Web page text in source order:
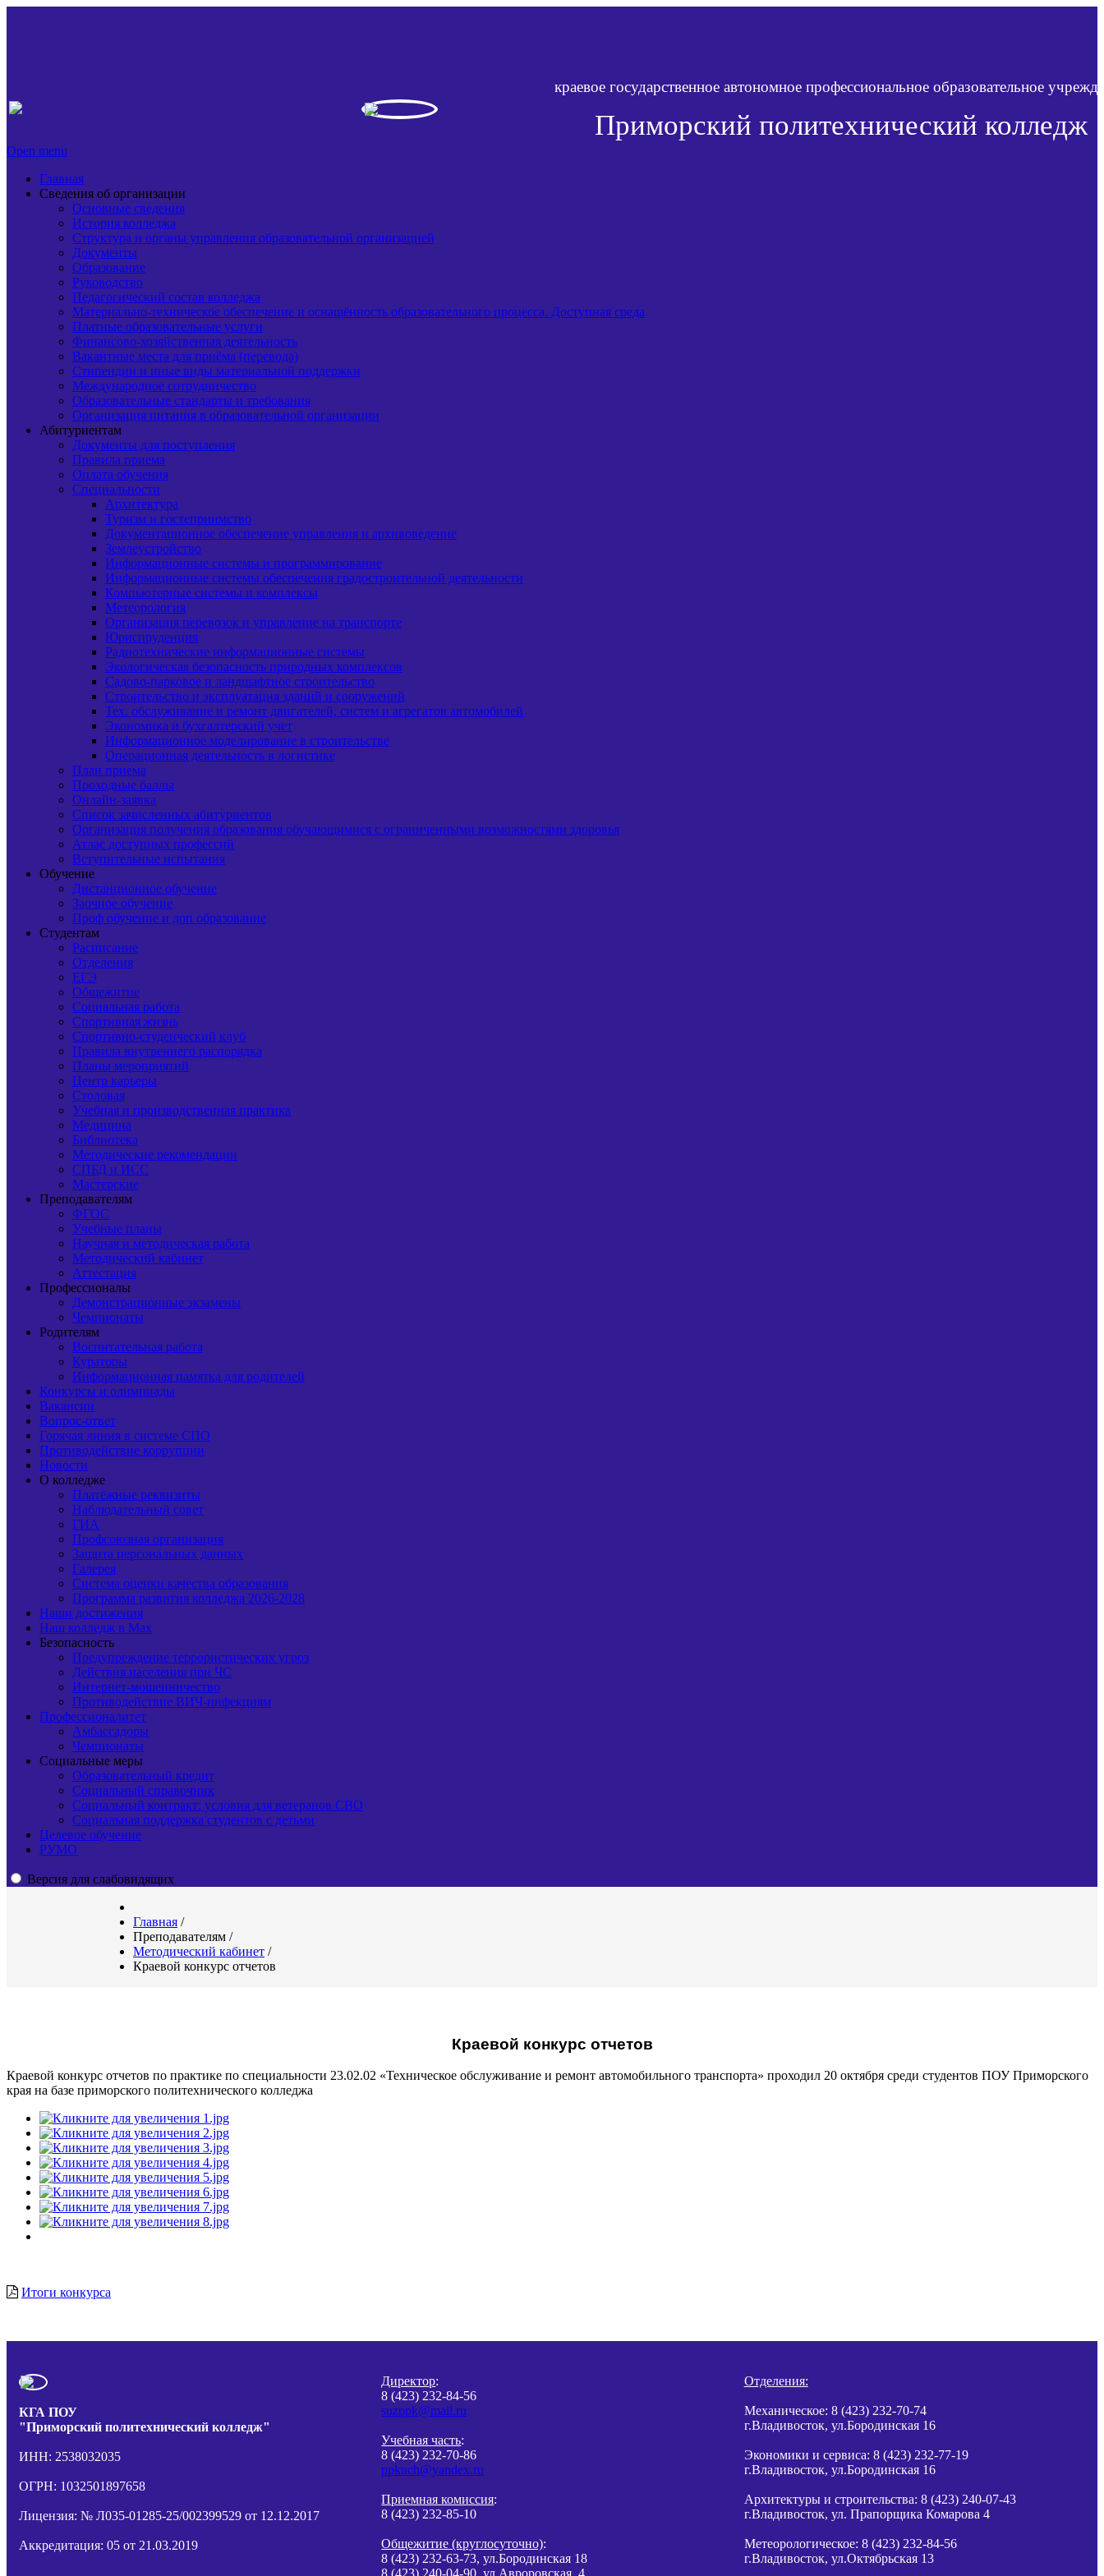
краевое государственное автономное профессиональное образовательное
Приморский политехнический колледж
Open menu
Главная
Сведения об организации
Основные сведения
История колледжа
Структура и органы управления образовательной организацией
Документы
Образование
Руководство
Педагогический состав колледжа
Материально-техническое обеспечение и оснащённость образовательного процесса. Доступная среда
Платные образовательные услуги
Финансово-хозяйственная деятельность
Вакантные места для приёма (перевода)
Стипендии и иные виды материальной поддержки
Международное сотрудничество
Образовательные стандарты и требования
Организация питания в образовательной организации
Абитуриентам
Документы для поступления
Правила приема
Оплата обучения
Специальности
Архитектура
Туризм и гостеприимство
Документационное обеспечение управления и архивоведение
Землеустройство
Информационные системы и программирование
Информационные системы обеспечения градостроительной деятельности
Компьютерные системы и комплексы
Метеорология
Организация перевозок и управление на транспорте
Юриспруденция
Радиотехнические информационные системы
Экологическая безопасность природных комплексов
Садово-парковое и ландшафтное строительство
Строительство и эксплуатация зданий и сооружений
Тех. обслуживание и ремонт двигателей, систем и агрегатов автомобилей
Экономика и бухгалтерский учет
Информационное моделирование в строительстве
Операционная деятельность в логистике
План приема
Проходные баллы
Онлайн-заявка
Список зачисленных абитуриентов
Организация получения образования обучающимися с ограниченными возможностями здоровья
Атлас доступных профессий
Вступительные испытания
Обучение
Дистанционное обучение
Заочное обучение
Проф обучение и доп образование
Студентам
Расписание
Отделения
ЕГЭ
Общежитие
Социальная работа
Спортивная жизнь
Спортивно-студенческий клуб
Правила внутреннего распорядка
Планы мероприятий
Центр карьеры
Столовая
Учебная и производственная практика
Медицина
Библиотека
Методические рекомендации
СПБД и ИСС
Мастерские
Преподавателям
ФГОС
Учебные планы
Научная и методическая работа
Методический кабинет
Аттестация
Профессионалы
Демонстрационные экзамены
Чемпионаты
Родителям
Воспитательная работа
Кураторы
Информационная памятка для родителей
Конкурсы и олимпиады
Вакансии
Вопрос-ответ
Горячая линия в системе СПО
Противодействие коррупции
Новости
О колледже
Платёжные реквизиты
Наблюдательный совет
ГИА
Профсоюзная организация
Защита персональных данных
Галерея
Система оценки качества образования
Программа развития колледжа 2026-2028
Наши достижения
Наш колледж в Max
Безопасность
Предупреждение террористических угроз
Действия населения при ЧС
Интернет-мошенничество
Противодействие ВИЧ-инфекциям
Профессионалитет
Амбассадоры
Чемпионаты
Социальные меры
Образовательный кредит
Социальный справочник
Социальный контракт: условия для ветеранов СВО
Социальная поддержка студентов с детьми
Целевое обучение
РУМО
Версия для слабовидящих
Главная /
Преподавателям /
Методический кабинет /
Краевой конкурс отчетов
Краевой конкурс отчетов
Краевой конкурс отчетов по практике по специальности 23.02.02 «Техническое обслуживание и ремонт автомобильного транспорта» проходил 20 октября среди студентов ПОУ Приморского
края на базе приморского политехнического колледжа
Итоги конкурса
КГА ПОУ
"Приморский политехнический колледж"
ИНН: 2538032035
ОГРН: 1032501897658
Лицензия: № Л035-01285-25/002399529 от 12.12.2017
Аккредитация: 05 от 21.03.2019
Директор:
8 (423) 232-84-56
suzppk@mail.ru
Учебная часть:
8 (423) 232-70-86
ppkuch@yandex.ru
Приемная комиссия:
8 (423) 232-85-10
Общежитие (круглосуточно):
8 (423) 232-63-73, ул.Бородинская 18
Отделения:
Механическое: 8 (423) 232-70-74
г.Владивосток, ул.Бородинская 16
Экономики и сервиса: 8 (423) 232-77-19
г.Владивосток, ул.Бородинская 16
Архитектуры и строительства: 8 (423) 240-07-43
г.Владивосток, ул. Прапорщика Комарова 4
Метеорологическое: 8 (423) 232-84-56
г.Владивосток, ул.Октябрьская 13